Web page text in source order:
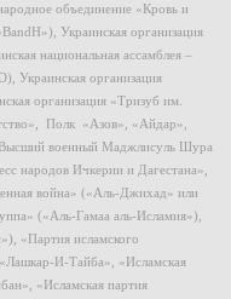
объединение «Кровь и
Украинская организация
национальная ассамблея –
Украинская организация
организация «Тризуб им.
Полк «Азов», «Айдар»,
военный Маджлисуль Шура
народов Ичкерии и Дагестана»,
война» («Аль-Джихад» или
(«Аль-Гамаа аль-Исламия»),
«Партия исламского
И-Тайба», «Исламская
«Исламская партия